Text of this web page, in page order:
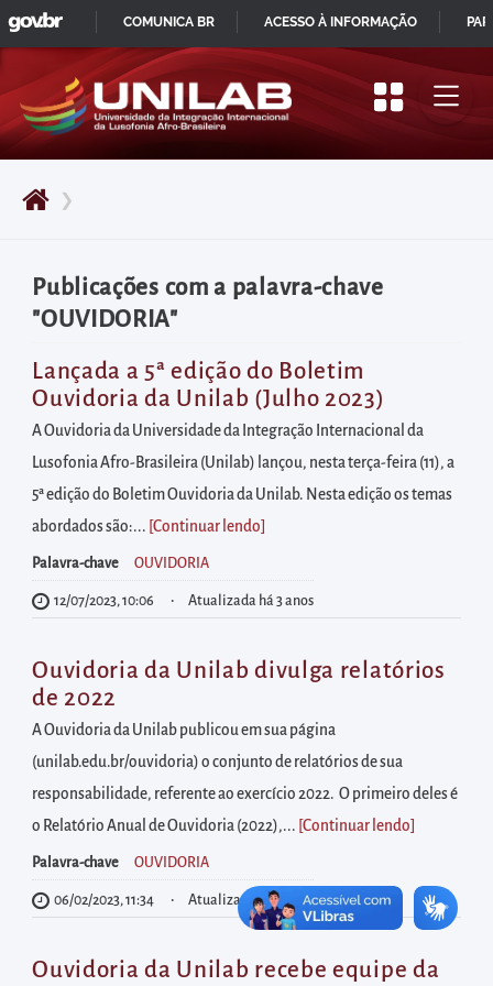
Pular
para
início
do
principal
Acessar
diretamente
o
menu
principal
Acessar
diretamente
à
área
para
realizar
internas
no
rodapé
❯
Publicações com a palavra-chave
"OUVIDORIA"
Lançada a 5ª edição do Boletim
Ouvidoria da Unilab (Julho 2023)
A Ouvidoria da Universidade da Integração Internacional da
Lusofonia Afro-Brasileira (Unilab) lançou, nesta terça-feira (11), a
5ª edição do Boletim Ouvidoria da Unilab. Nesta edição os temas
abordados são:... [Continuar lendo
Palavra-chave OUVIDORIA
12/07/2023, 10:06 Atualizada há 3 anos
Ouvidoria da Unilab divulga relatórios
de 2022
A Ouvidoria da Unilab publicou em sua página
(unilab.edu.br/ouvidoria) o conjunto de relatórios de sua
responsabilidade, referente ao exercício 2022. O primeiro deles é
o Relatório Anual de Ouvidoria (2022),... [Continuar lendo
Palavra-chave OUVIDORIA
06/02/2023, 11:34 Atualizada há 3 anos
Ouvidoria da Unilab recebe equipe da
IR
PARA
CONTEÚDO
GOVBR
COMUNICA BR ACESSO À INFORMAÇÃO